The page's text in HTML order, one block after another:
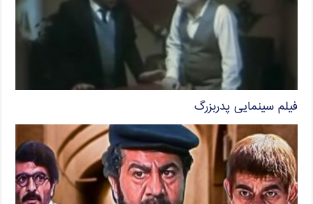
فیلم سینمایی پدربزرگ